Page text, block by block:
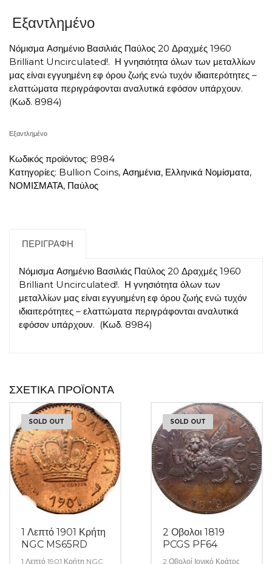
Εξαντλημένο
Νόμισμα Ασημένιο Βασιλιάς Παύλος 20 Δραχμές 1960
Brilliant Uncirculated!. Η γνησιότητα όλων των μεταλλίων
μας είναι εγγυημένη εφ όρου ζωής ενώ τυχόν ιδιαιτερότητες –
ελαττώματα περιγράφονται αναλυτικά εφόσον υπάρχουν.
(Κωδ. 8984)
Εξαντλημένο
Κωδικός προϊόντος: 8984
Κατηγορίες: Bullion Coins, Ασημένια, Ελληνικά Νομίσματα,
ΝΟΜΙΣΜΑΤΑ, Παύλος
ΠΕΡΙΓΡΑΦΉ
Νόμισμα Ασημένιο Βασιλιάς Παύλος 20 Δραχμές 1960
Brilliant Uncirculated!. Η γνησιότητα όλων των
μεταλλίων μας είναι εγγυημένη εφ όρου ζωής ενώ τυχόν
ιδιαιτερότητες – ελαττώματα περιγράφονται αναλυτικά
εφόσον υπάρχουν. (Κωδ. 8984)
ΣΧΕΤΙΚΆ ΠΡΟΪΌΝΤΑ
SOLD OUT
1 Λεπτό 1901 Κρήτη
NGC MS65RD
1 Λεπτό 1901 Κρήτη NGC
SOLD OUT
2 Οβολοι 1819
PCGS PF64
2 Οβολοί Ιονικό Κράτος